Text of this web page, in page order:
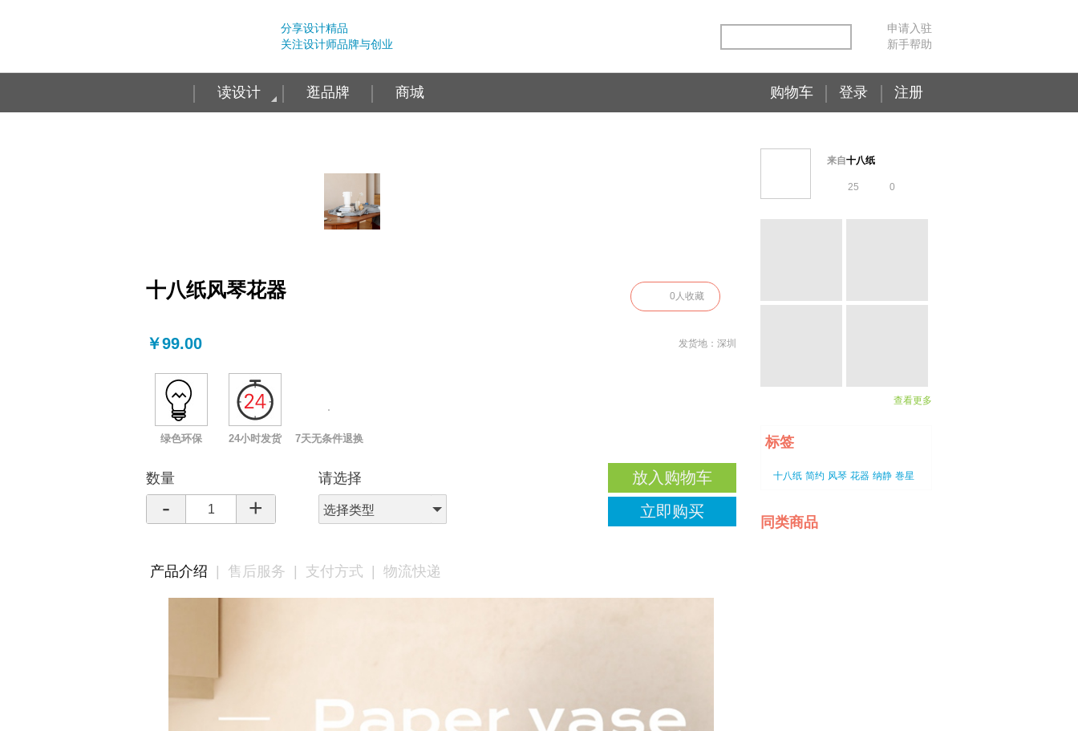
分享设计精品
关注设计师品牌与创业
申请入驻
新手帮助
读设计 逛品牌 商城 购物车 登录 注册
十八纸风琴花器 0 人收藏
￥99.00 发货地：深圳
绿色环保 24小时发货 7天无条件退换
数量
- +
请选择
选择类型
放入购物车
立即购买
产品介绍 | 售后服务 | 支付方式 | 物流快递
来自十八纸
25 0
查看更多
标签
十八纸 简约 风琴 花器 纳静 巻星
同类商品